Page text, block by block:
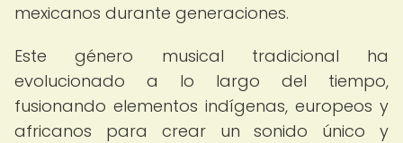
mexicanos durante generaciones.
Este género musical tradicional ha
evolucionado a lo largo del tiempo,
fusionando elementos indígenas, europeos y
africanos para crear un sonido único y